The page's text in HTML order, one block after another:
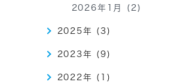
2026年1月 (2)
2025年 (3)
2023年 (9)
2022年 (1)